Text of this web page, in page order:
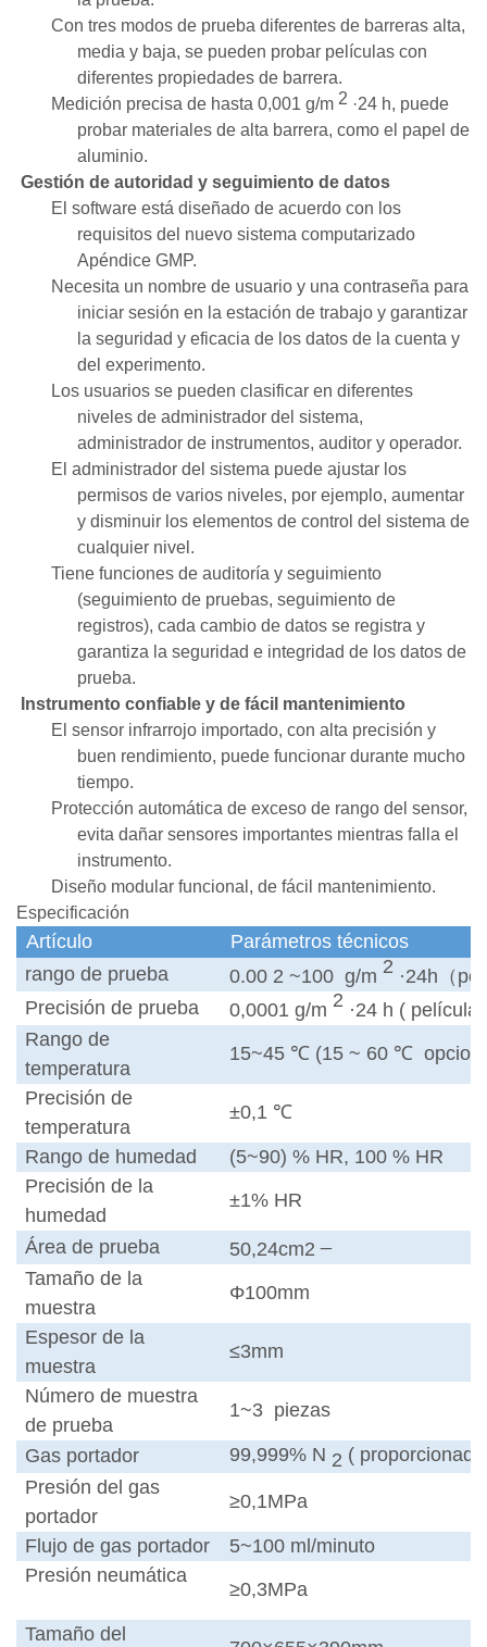
Con tres modos de prueba diferentes de barreras alta,
media y baja, se pueden probar películas con
diferentes propiedades de barrera.
Medición precisa de hasta 0,001 g/m 2 ·24 h, puede
probar materiales de alta barrera, como el papel de
aluminio.
Gestión de autoridad y seguimiento de datos
El software está diseñado de acuerdo con los
requisitos del nuevo sistema computarizado
Apéndice GMP.
Necesita un nombre de usuario y una contraseña para
iniciar sesión en la estación de trabajo y garantizar
la seguridad y eficacia de los datos de la cuenta y
del experimento.
Los usuarios se pueden clasificar en diferentes
niveles de administrador del sistema,
administrador de instrumentos, auditor y operador.
El administrador del sistema puede ajustar los
permisos de varios niveles, por ejemplo, aumentar
y disminuir los elementos de control del sistema de
cualquier nivel.
Tiene funciones de auditoría y seguimiento
(seguimiento de pruebas, seguimiento de
registros), cada cambio de datos se registra y
garantiza la seguridad e integridad de los datos de
prueba.
Instrumento confiable y de fácil mantenimiento
El sensor infrarrojo importado, con alta precisión y
buen rendimiento, puede funcionar durante mucho
tiempo.
Protección automática de exceso de rango del sensor,
evita dañar sensores importantes mientras falla el
instrumento.
Diseño modular funcional, de fácil mantenimiento.
Especificación
Artículo
Parámetros técnicos
rango de prueba
0.00 2 ~100 g/m 2 ·24h（
Precisión de prueba
0,0001 g/m 2 ·24 h ( película
Rango de
temperatura
15~45 ℃ (15 ~ 60 ℃
Precisión de
temperatura
±0,1 ℃
Rango de humedad
(5~90) % HR, 100 % HR
Precisión de la
humedad
±1% HR
Área de prueba 50,24cm2
Tamaño de la
muestra
Φ100mm
Espesor de la
muestra
≤3mm
Número de muestra
de prueba
1~3 piezas
Gas portador 99,999% N 2 (
Presión del gas
portador
≥0,1MPa
Flujo de gas portador
5~100 ml/minuto
Presión neumática
≥0,3MPa
Tamaño del